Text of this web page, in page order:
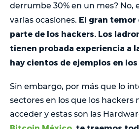
derrumbe 30% en un mes? No,
varias ocasiones. El gran temor
parte de los hackers. Los
tienen probada experiencia a
hay cientos de ejemplos en
Sin embargo, por más que lo
sectores en los que los hackers
acceder y estas son las